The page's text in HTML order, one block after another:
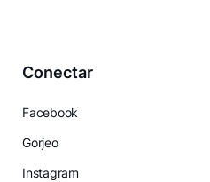
Conectar
Facebook
Gorjeo
Instagram